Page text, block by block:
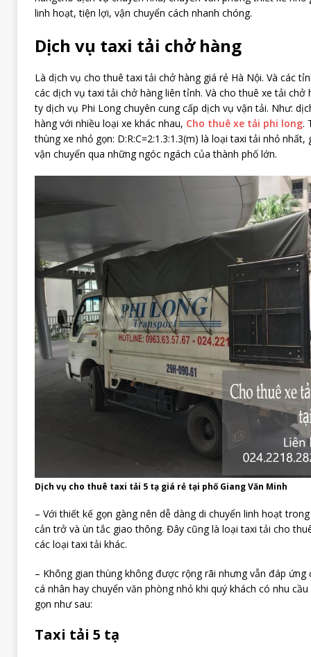
linh hoạt, tiện lợi, vận chuyển cách nhanh chóng.
Dịch vụ taxi tải chở hàng
Là dịch vụ cho thuê taxi tải chở hàng giá rẻ Hà Nội. Và các
các dịch vụ taxi tải chở hàng liên tỉnh. Và cho thuê xe tải chở
ty dịch vụ Phi Long chuyên cung cấp dịch vụ vận tải. Như:
hàng với nhiều loại xe khác nhau, Cho thuê xe tải phi long.
thùng xe nhỏ gọn: D:R:C=2:1.3:1.3(m) là loại taxi tải nhỏ
vận chuyển qua những ngóc ngách của thành phố lớn.
Dịch vụ cho thuê taxi tải 5 tạ giá rẻ tại phố Giang Văn Minh
– Với thiết kế gọn gàng nên dễ dàng di chuyển linh hoạt
cản trở và ùn tắc giao thông. Đây cũng là loại taxi tải cho
các loại taxi tải khác.
– Không gian thùng không được rộng rãi nhưng vẫn đáp ứng
cá nhân hay chuyển văn phòng nhỏ khi quý khách có nhu
gọn như sau:
Taxi tải 5 tạ